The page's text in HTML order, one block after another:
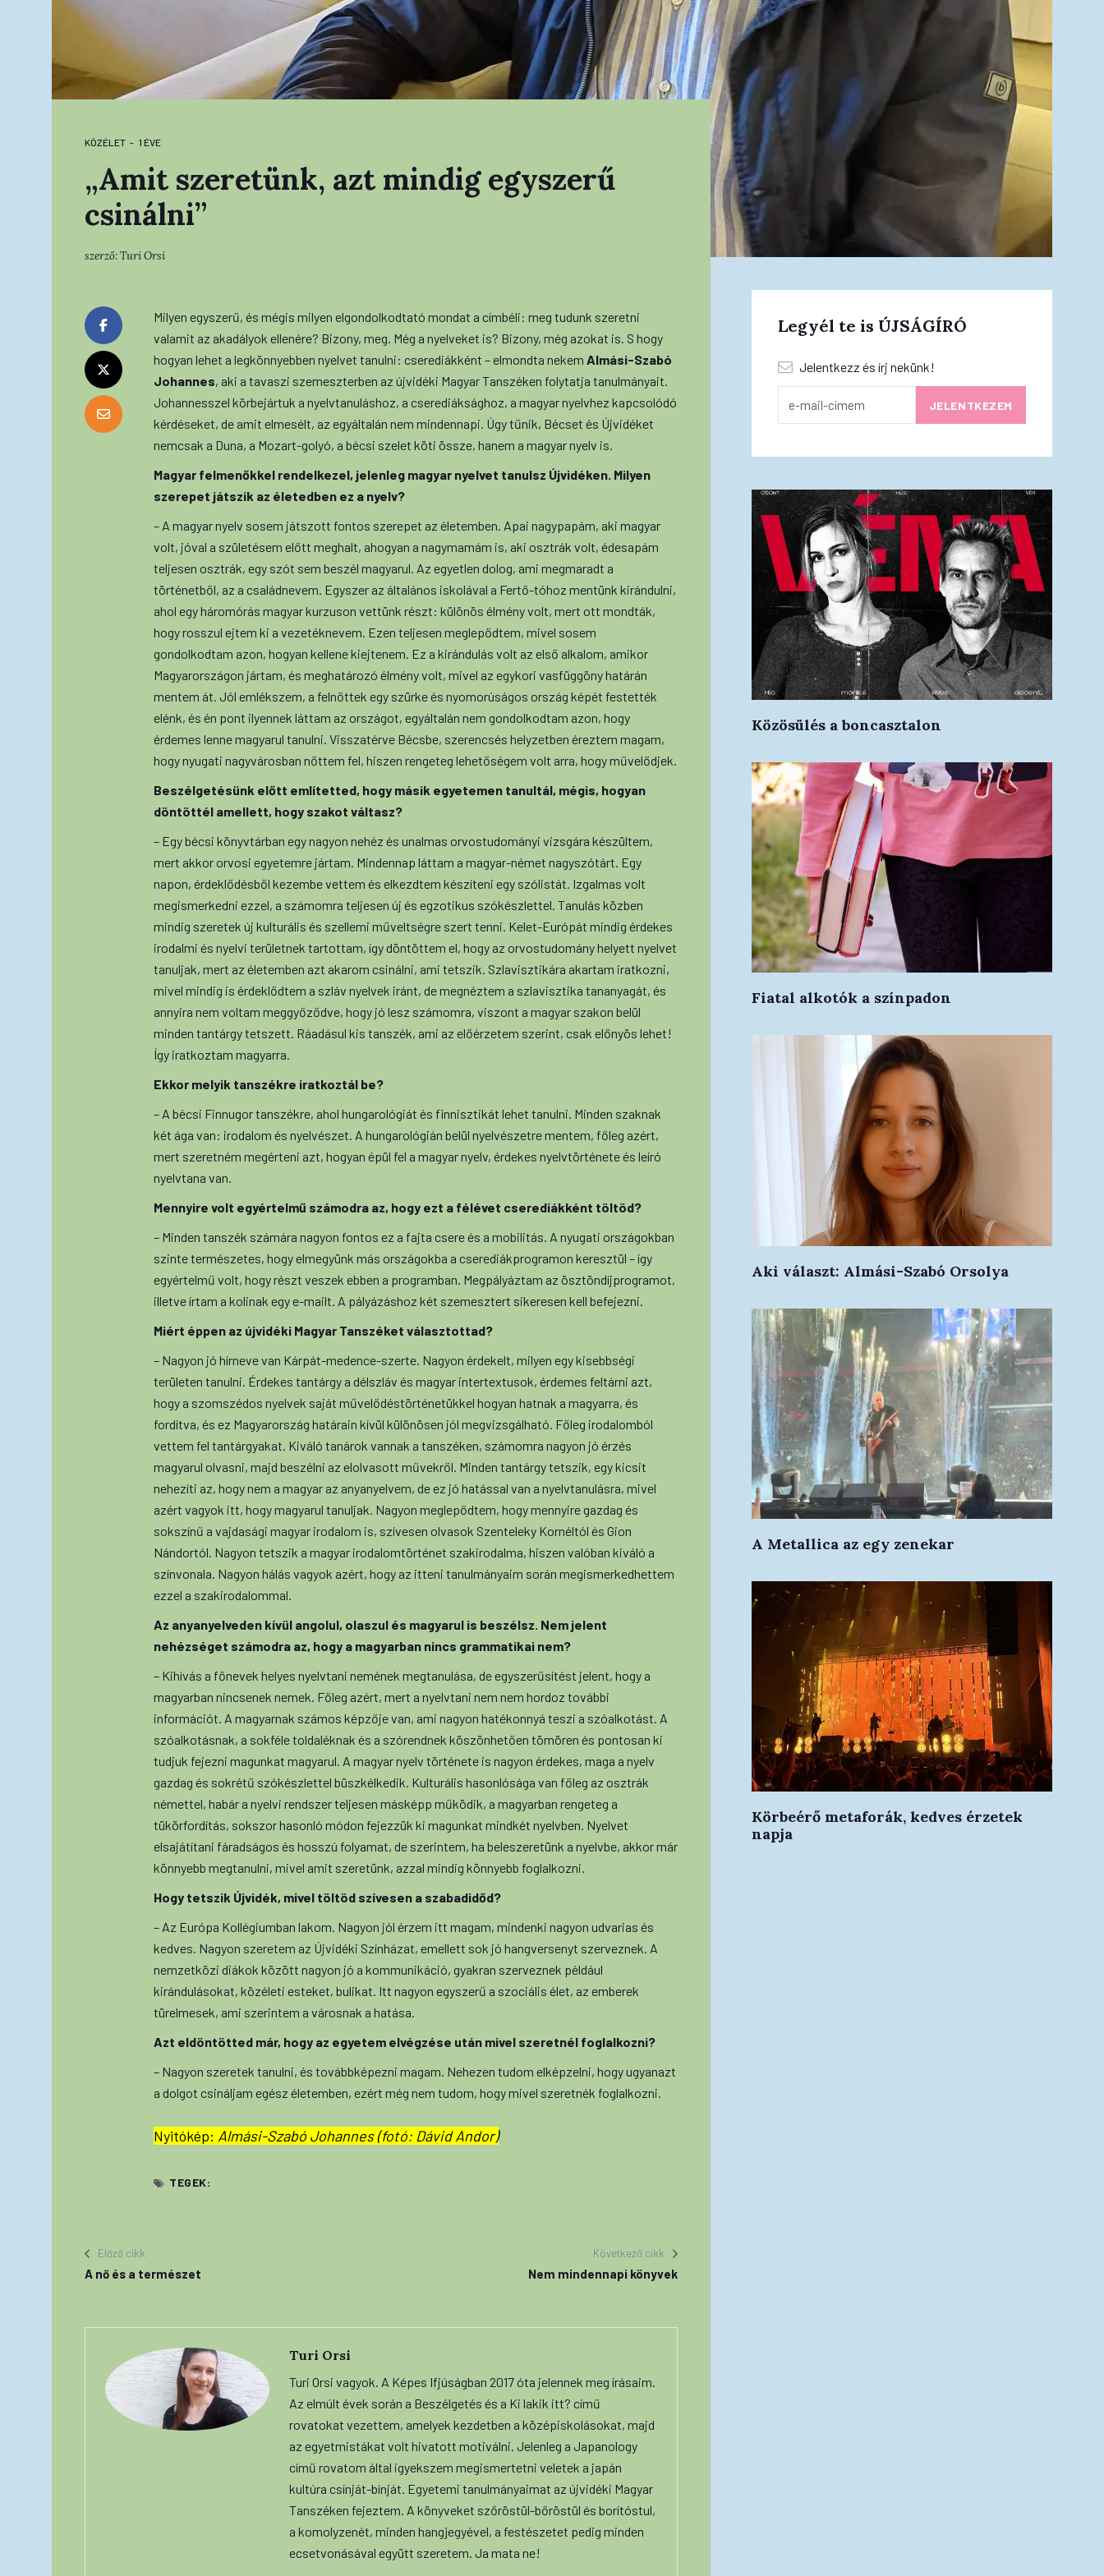
KÖZÉLET 1 ÉVE
„Amit szeretünk, azt mindig egyszerű
csinálni”
szerző:Turi Orsi
Milyen egyszerű, és mégis milyen elgondolkodtató mondat a címbéli: meg tudunk szeretni
valamit az akadályok ellenére? Bizony, meg. Még a nyelveket is? Bizony, még azokat is. S hogy
hogyan lehet a legkönnyebben nyelvet tanulni: cserediákként – elmondta nekem Almási-Szabó
Johannes, aki a tavaszi szemeszterben az újvidéki Magyar Tanszéken folytatja tanulmányait.
Johannesszel körbejártuk a nyelvtanuláshoz, a cserediáksághoz, a magyar nyelvhez kapcsolódó
kérdéseket, de amit elmesélt, az egyáltalán nem mindennapi. Úgy tűnik, Bécset és Újvidéket
nemcsak a Duna, a Mozart-golyó, a bécsi szelet köti össze, hanem a magyar nyelv is.
Magyar felmenőkkel rendelkezel, jelenleg magyar nyelvet tanulsz Újvidéken. Milyen
szerepet játszik az életedben ez a nyelv?
– A magyar nyelv sosem játszott fontos szerepet az életemben. Apai nagypapám, aki magyar
volt, jóval a születésem előtt meghalt, ahogyan a nagymamám is, aki osztrák volt, édesapám
teljesen osztrák, egy szót sem beszél magyarul. Az egyetlen dolog, ami megmaradt a
történetből, az a családnevem. Egyszer az általános iskolával a Fertő-tóhoz mentünk kirándulni,
ahol egy háromórás magyar kurzuson vettünk részt: különös élmény volt, mert ott mondták,
hogy rosszul ejtem ki a vezetéknevem. Ezen teljesen meglepődtem, mivel sosem
gondolkodtam azon, hogyan kellene kiejtenem. Ez a kirándulás volt az első alkalom, amikor
Magyarországon jártam, és meghatározó élmény volt, mivel az egykori vasfüggöny határán
mentem át. Jól emlékszem, a felnőttek egy szürke és nyomorúságos ország képét festették
elénk, és én pont ilyennek láttam az országot, egyáltalán nem gondolkodtam azon, hogy
érdemes lenne magyarul tanulni. Visszatérve Bécsbe, szerencsés helyzetben éreztem magam,
hogy nyugati nagyvárosban nőttem fel, hiszen rengeteg lehetőségem volt arra, hogy művelődjek.
Beszélgetésünk előtt említetted, hogy másik egyetemen tanultál, mégis, hogyan
döntöttél amellett, hogy szakot váltasz?
– Egy bécsi könyvtárban egy nagyon nehéz és unalmas orvostudományi vizsgára készültem,
mert akkor orvosi egyetemre jártam. Mindennap láttam a magyar-német nagyszótárt. Egy
napon, érdeklődésből kezembe vettem és elkezdtem készíteni egy szólistát. Izgalmas volt
megismerkedni ezzel, a számomra teljesen új és egzotikus szókészlettel. Tanulás közben
mindig szeretek új kulturális és szellemi műveltségre szert tenni. Kelet-Európát mindig érdekes
irodalmi és nyelvi területnek tartottam, így döntöttem el, hogy az orvostudomány helyett nyelvet
tanuljak, mert az életemben azt akarom csinálni, ami tetszik. Szlavisztikára akartam iratkozni,
mivel mindig is érdeklődtem a szláv nyelvek iránt, de megnéztem a szlavisztika tananyagát, és
annyira nem voltam meggyőződve, hogy jó lesz számomra, viszont a magyar szakon belül
minden tantárgy tetszett. Ráadásul kis tanszék, ami az előérzetem szerint, csak előnyös lehet!
Így iratkoztam magyarra.
Ekkor melyik tanszékre iratkoztál be?
– A bécsi Finnugor tanszékre, ahol hungarológiát és finnisztikát lehet tanulni. Minden szaknak
két ága van: irodalom és nyelvészet. A hungarológián belül nyelvészetre mentem, főleg azért,
mert szeretném megérteni azt, hogyan épül fel a magyar nyelv, érdekes nyelvtörténete és leíró
nyelvtana van.
Mennyire volt egyértelmű számodra az, hogy ezt a félévet cserediákként töltöd?
– Minden tanszék számára nagyon fontos ez a fajta csere és a mobilitás. A nyugati országokban
szinte természetes, hogy elmegyünk más országokba a cserediákprogramon keresztül – így
egyértelmű volt, hogy részt veszek ebben a programban. Megpályáztam az ösztöndíjprogramot,
illetve írtam a kolinak egy e-mailt. A pályázáshoz két szemesztert sikeresen kell befejezni.
Miért éppen az újvidéki Magyar Tanszéket választottad?
– Nagyon jó hírneve van Kárpát-medence-szerte. Nagyon érdekelt, milyen egy kisebbségi
területen tanulni. Érdekes tantárgy a délszláv és magyar intertextusok, érdemes feltárni azt,
hogy a szomszédos nyelvek saját művelődéstörténetükkel hogyan hatnak a magyarra, és
fordítva, és ez Magyarország határain kívül különösen jól megvizsgálható. Főleg irodalomból
vettem fel tantárgyakat. Kiváló tanárok vannak a tanszéken, számomra nagyon jó érzés
magyarul olvasni, majd beszélni az elolvasott művekről. Minden tantárgy tetszik, egy kicsit
nehezíti az, hogy nem a magyar az anyanyelvem, de ez jó hatással van a nyelvtanulásra, mivel
azért vagyok itt, hogy magyarul tanuljak. Nagyon meglepődtem, hogy mennyire gazdag és
sokszínű a vajdasági magyar irodalom is, szívesen olvasok Szenteleky Kornéltól és Gion
Nándortól. Nagyon tetszik a magyar irodalomtörténet szakirodalma, hiszen valóban kiváló a
színvonala. Nagyon hálás vagyok azért, hogy az itteni tanulmányaim során megismerkedhettem
ezzel a szakirodalommal.
Az anyanyelveden kívül angolul, olaszul és magyarul is beszélsz. Nem jelent
nehézséget számodra az, hogy a magyarban nincs grammatikai nem?
– Kihívás a főnevek helyes nyelvtani nemének megtanulása, de egyszerűsítést jelent, hogy a
magyarban nincsenek nemek. Főleg azért, mert a nyelvtani nem nem hordoz további
információt. A magyarnak számos képzője van, ami nagyon hatékonnyá teszi a szóalkotást. A
szóalkotásnak, a sokféle toldaléknak és a szórendnek köszönhetően tömören és pontosan ki
tudjuk fejezni magunkat magyarul. A magyar nyelv története is nagyon érdekes, maga a nyelv
gazdag és sokrétű szókészlettel büszkélkedik. Kulturális hasonlósága van főleg az osztrák
némettel, habár a nyelvi rendszer teljesen másképp működik, a magyarban rengeteg a
tükörfordítás, sokszor hasonló módon fejezzük ki magunkat mindkét nyelvben. Nyelvet
elsajátítani fáradságos és hosszú folyamat, de szerintem, ha beleszeretünk a nyelvbe, akkor már
könnyebb megtanulni, mivel amit szeretünk, azzal mindig könnyebb foglalkozni.
Hogy tetszik Újvidék, mivel töltöd szívesen a szabadidőd?
– Az Európa Kollégiumban lakom. Nagyon jól érzem itt magam, mindenki nagyon udvarias és
kedves. Nagyon szeretem az Újvidéki Színházat, emellett sok jó hangversenyt szerveznek. A
nemzetközi diákok között nagyon jó a kommunikáció, gyakran szerveznek például
kirándulásokat, közéleti esteket, bulikat. Itt nagyon egyszerű a szociális élet, az emberek
türelmesek, ami szerintem a városnak a hatása.
Azt eldöntötted már, hogy az egyetem elvégzése után mivel szeretnél foglalkozni?
– Nagyon szeretek tanulni, és továbbképezni magam. Nehezen tudom elképzelni, hogy ugyanazt
a dolgot csináljam egész életemben, ezért még nem tudom, hogy mivel szeretnék foglalkozni.
Nyitókép: Almási-Szabó Johannes (fotó: Dávid Andor)
TEGEK:
Előző cikk
A nő és a természet
Következő cikk
Nem mindennapi könyvek
Turi Orsi
Turi Orsi vagyok. A Képes Ifjúságban 2017 óta jelennek meg írásaim.
Az elmúlt évek során a Beszélgetés és a Ki lakik itt? című
rovatokat vezettem, amelyek kezdetben a középiskolásokat, majd
az egyetmistákat volt hivatott motiválni. Jelenleg a Japanology
című rovatom által igyekszem megismertetni veletek a japán
kultúra csínját-bínját. Egyetemi tanulmányaimat az újvidéki Magyar
Tanszéken fejeztem. A könyveket szőröstül-bőröstül és borítóstul,
a komolyzenét, minden hangjegyével, a festészetet pedig minden
ecsetvonásával együtt szeretem. Ja mata ne!
Legyél te is ÚJSÁGÍRÓ
Jelentkezz és írj nekünk!
Közösülés a boncasztalon
Fiatal alkotók a színpadon
Aki választ: Almási-Szabó Orsolya
A Metallica az egy zenekar
Körbeérő metaforák, kedves érzetek
napja